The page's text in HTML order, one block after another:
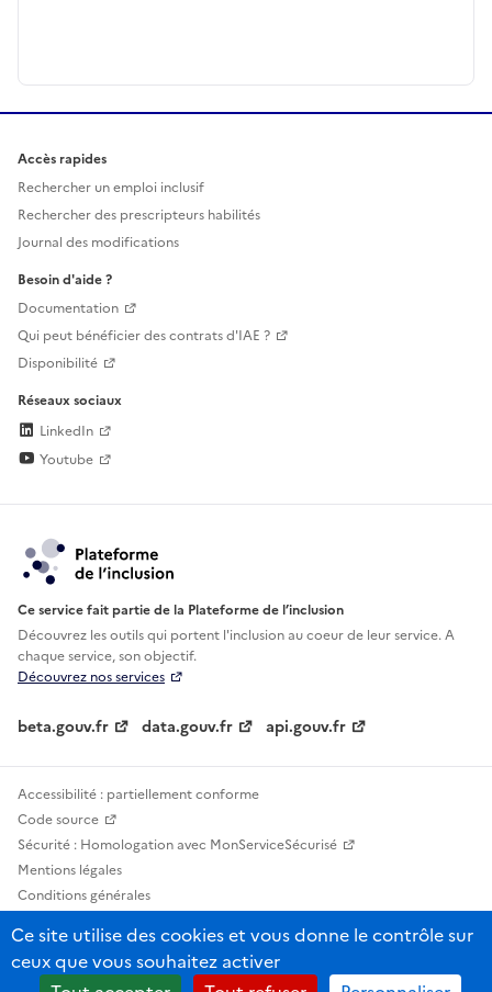
Accès rapides
Rechercher un emploi inclusif
Rechercher des prescripteurs habilités
Journal des modifications
Besoin d'aide ?
Documentation
Qui peut bénéficier des contrats d'IAE ?
Disponibilité
Réseaux sociaux
LinkedIn
Youtube
Ce service fait partie de la Plateforme de l’inclusion
Découvrez les outils qui portent l'inclusion aucoeur de leur service. A
chaque service, son objectif.
Découvrez nos services
beta.gouv.fr data.gouv.fr api.gouv.fr
Accessibilité : partiellement conforme
Code source
Sécurité : Homologation avec MonServiceSécurisé
Mentions légales
Conditions générales
Statistiques, lexiques et indicateurs
Sauf mention contraire, tous les contenus de ce site sont sous licence
Ce site utilise des cookies et vous donne le contrôle sur
ceux que vous souhaitez activer